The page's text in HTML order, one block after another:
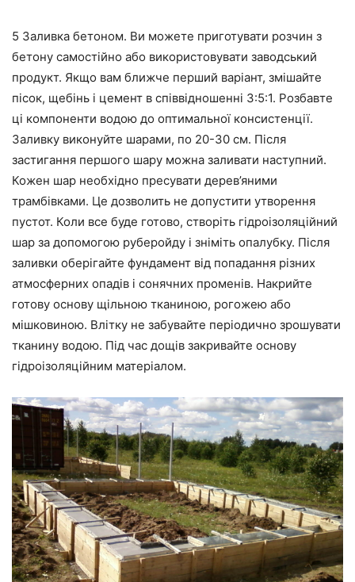
5 Заливка бетоном. Ви можете приготувати розчин з
бетону самостійно або використовувати заводський
продукт. Якщо вам ближче перший варіант, змішайте
пісок, щебінь і цемент в співвідношенні 3:5:1. Розбавте
ці компоненти водою до оптимальної консистенції.
Заливку виконуйте шарами, по 20-30 см. Після
застигання першого шару можна заливати наступний.
Кожен шар необхідно пресувати дерев’яними
трамбівками. Це дозволить не допустити утворення
пустот. Коли все буде готово, створіть гідроізоляційний
шар за допомогою руберойду і зніміть опалубку. Після
заливки оберігайте фундамент від попадання різних
атмосферних опадів і сонячних променів. Накрийте
готову основу щільною тканиною, рогожею або
мішковиною. Влітку не забувайте періодично зрошувати
тканину водою. Під час дощів закривайте основу
гідроізоляційним матеріалом.